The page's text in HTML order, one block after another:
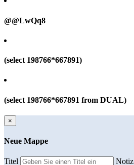
@@LwQq8
(select 198766*667891)
(select 198766*667891 from DUAL)
×
Neue Mappe
Titel Notiz